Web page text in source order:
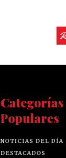
Categorías
Populares
NOTICIAS DEL DÍA
DESTACADOS